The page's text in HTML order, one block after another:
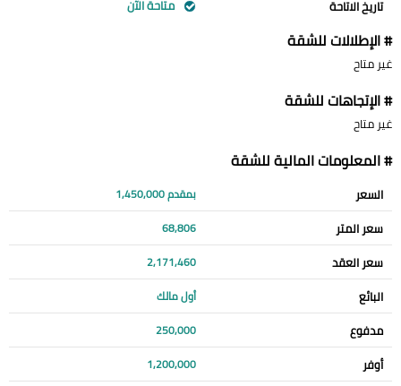
تاريخ الاتاحة متاحة الآن
# الإطلالات للشقة
غير متاح
# الإتجاهات للشقة
غير متاح
# المعلومات المالية للشقة
السعر بمقدم 1,450,000
سعر المتر 68,806
سعر العقد 2,171,460
البائع أول مالك
مدفوع 250,000
أوفر 1,200,000